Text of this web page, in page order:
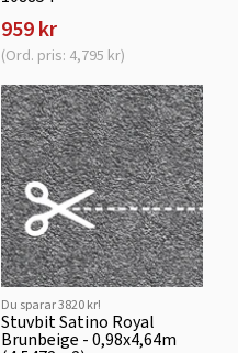
959 kr
(Ord. pris: 4,795 kr)
Du sparar 3820 kr!
Stuvbit Satino Royal
Brunbeige - 0,98x4,64m